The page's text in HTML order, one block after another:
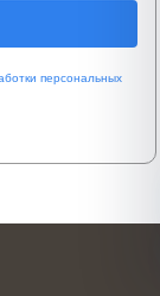
персональных